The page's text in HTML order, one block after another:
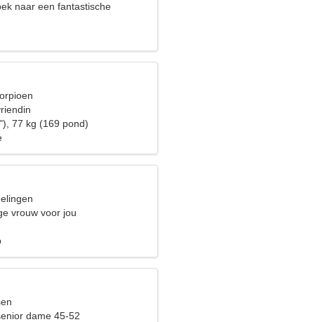
naar een fantastische
77 kg (169 pond)
vrouw voor jou
dame 45-52